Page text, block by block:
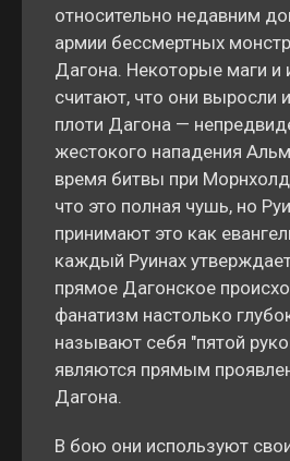
относительно недавним
армии бессмертных
Дагона. Некоторые маги и
считают, что они выросли
плоти Дагона —
жестокого нападения
время битвы при
что это полная чушь, но
принимают это как
каждый Руинах
прямое Дагонское
фанатизм настолько
называют себя "пятой
являются прямым
Дагона.
В бою они используют